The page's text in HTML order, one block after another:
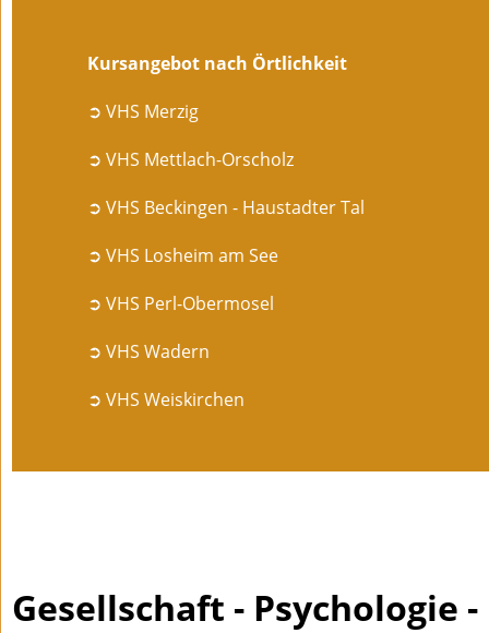
Kursangebot nach Örtlichkeit
➲ VHS Merzig
➲ VHS Mettlach-Orscholz
➲ VHS Beckingen - Haustadter Tal
➲ VHS Losheim am See
➲ VHS Perl-Obermosel
➲ VHS Wadern
➲ VHS Weiskirchen
Gesellschaft - Psychologie